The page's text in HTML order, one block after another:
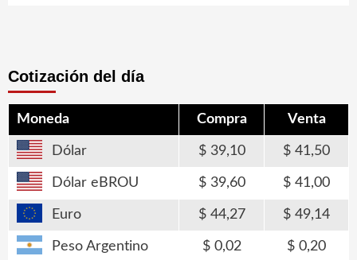
Cotización del día
Moneda Compra Venta
Dólar 39,10 41,50
Dólar eBROU 39,60 41,00
Euro 44,27 49,14
Peso Argentino 0,02 0,20